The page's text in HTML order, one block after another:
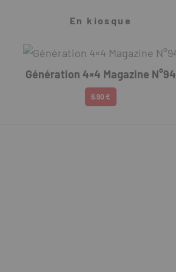
En kiosque
Génération 4×4 Magazine N°94
6.90 €